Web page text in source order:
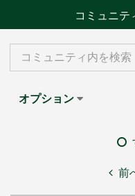
コミュニテ
オプション
前